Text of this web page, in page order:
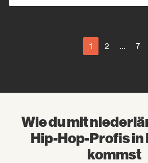
1 2 ... 7
Wie du mit
Hip-Hop-Profis
kommst